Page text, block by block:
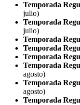
Temporada
julio)
Temporada
julio)
Temporada
Temporada
Temporada
Temporada
agosto)
Temporada
agosto)
Temporada